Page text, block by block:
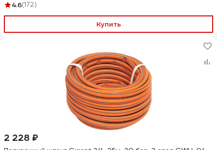
4.6(172)
Купить
2 228 ₽